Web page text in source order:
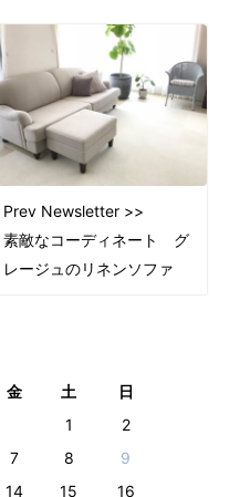
Prev Newsletter >>
素敵なコーディネート グ
レージュのリネンソファ
金 土 日
1
2
7 8
9
14 15
16